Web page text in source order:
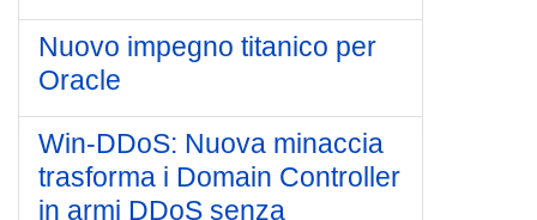
Nuovo impegno titanico per
Oracle
Win-DDoS: Nuova minaccia
trasforma i Domain Controller
in armi DDoS senza